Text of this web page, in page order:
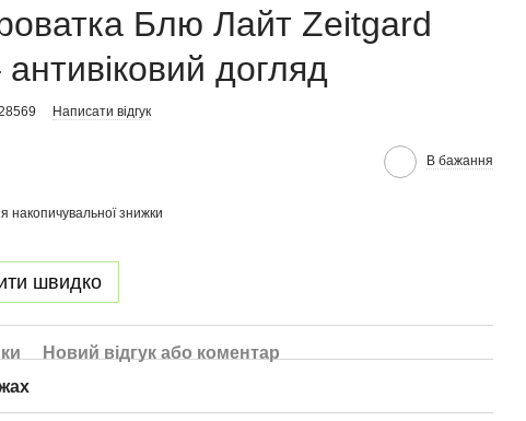
Блю Лайт Zeitgard
догляд
Написати відгук
В бажання
накопичувальної знижки
швидко
Новий відгук або коментар